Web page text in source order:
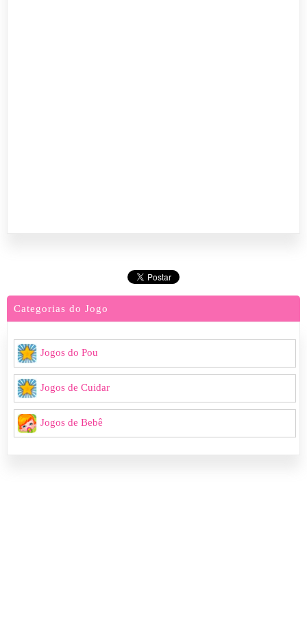
Categorias do Jogo
Jogos do Pou
Jogos de Cuidar
Jogos de Bebê